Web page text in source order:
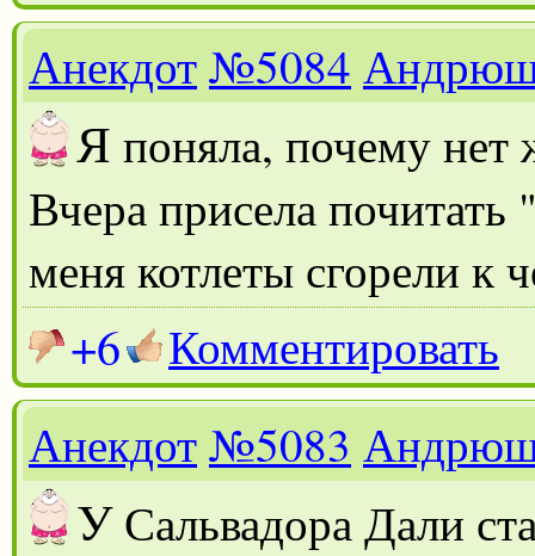
Анекдот№5084
Я поняла, почему
Вчера присела
меня котлеты сгорели к
+6
Комментировать
Анекдот№5083
УСальвадора Дали